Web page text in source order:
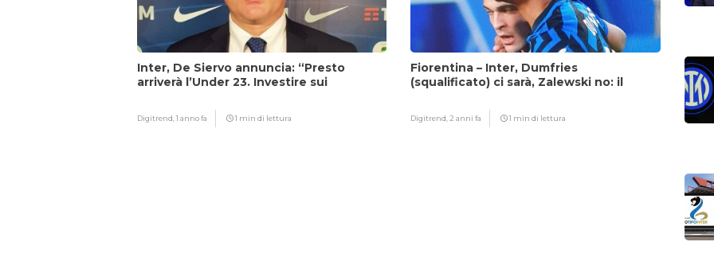
Inter, De Siervo annuncia: “Presto
arriverà l’Under 23. Investire sui
Digitrend,1 anno fa 1 min di lettura
Fiorentina – Inter, Dumfries
(squalificato) ci sarà, Zalewski no: il
Digitrend,2 anni fa 1 min di lettura